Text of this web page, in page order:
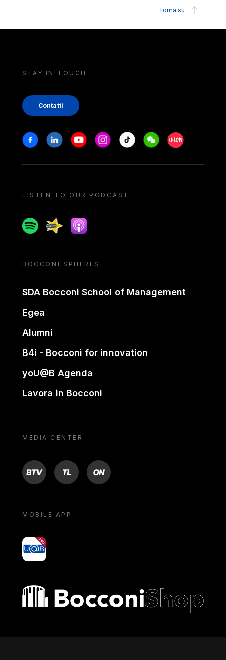
Torna su
STAY IN TOUCH
Contatti
Stay in touch
FacebookLinkedinYoutubeInstagram
Tiktok WeechatXiaohongshu/
LISTEN TO OUR PODCAST
SpotifySpreakerApple podcast
BOCCONI SPHERES
SDA Bocconi School of Management
Egea
Alumni
B4i - Bocconi for innovation
yoU@B Agenda
Lavora in Bocconi
MEDIA CENTER
BTV TL ON
MOBILE APP
yoU@B
Bocconi shop